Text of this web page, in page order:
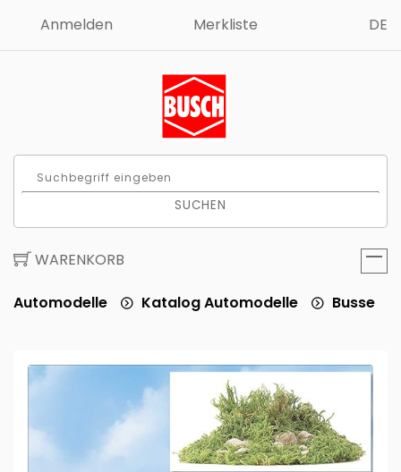
Anmelden Merkliste DE
SUCHEN
WARENKORB
Automodelle Katalog Automodelle Busse